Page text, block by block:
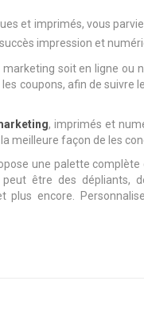
et imprimés, vous
impression et
marketing soit en ligne
coupons, afin de
, imprimés et
meilleure façon de les
une palette
être des dépliants,
encore.